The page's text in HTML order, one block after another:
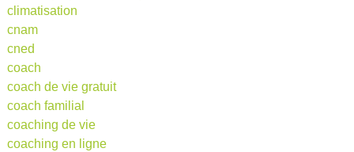
climatisation
cnam
cned
coach
coach de vie gratuit
coach familial
coaching de vie
coaching en ligne